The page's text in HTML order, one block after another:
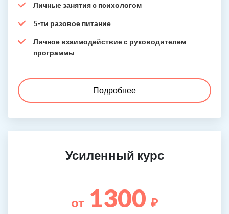
Личные занятия с психологом
5-ти разовое питание
Личное взаимодействие с руководителем
программы
Подробнее
Усиленный курс
от 1300 ₽